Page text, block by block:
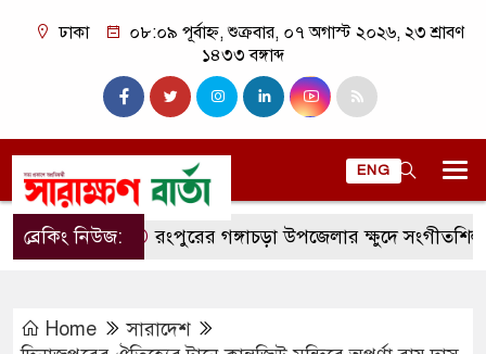
ঢাকা
০৮:০৯ পূর্বাহ্ন, শুক্রবার, ০৭ অগাস্ট ২০২৬, ২৩ শ্রাবণ
১৪৩৩ বঙ্গাব্দ
ENG
ব্রেকিং নিউজ:রংপুরের গঙ্গাচড়া উপজেলার ক্ষুদে সংগীতশিল্পী
Home
সারাদেশ